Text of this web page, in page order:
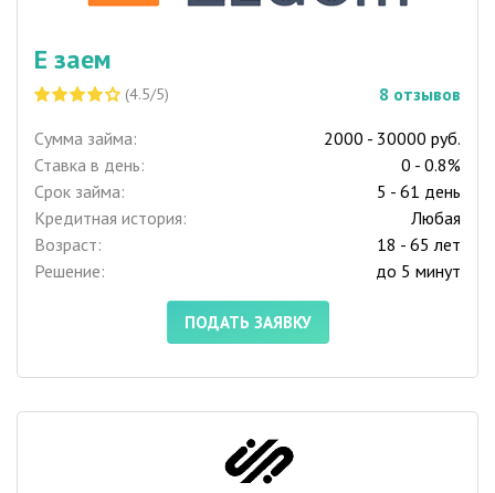
Е заем
(4.5/5) 8 отзывов
Сумма займа:
2000 - 30000 руб.
Ставка в день:
0 - 0.8%
Срок займа:
5 - 61 день
Кредитная история:
Любая
Возраст:
18 - 65 лет
Решение:
до 5 минут
ПОДАТЬ ЗАЯВКУ